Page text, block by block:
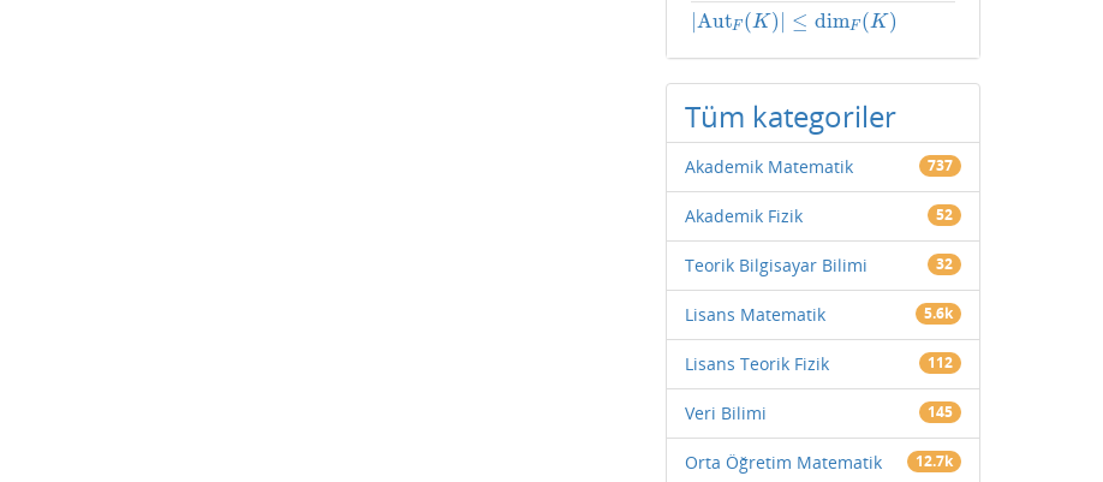
|AutF (K )| ≤ dimF (K)
|AutF(K)|≤dim F(K)
Tüm kategoriler
Akademik Matematik 737
Akademik Fizik 52
Teorik Bilgisayar Bilimi 32
Lisans Matematik 5.6k
Lisans Teorik Fizik 112
Veri Bilimi 145
Orta Öğretim Matematik 12.7k